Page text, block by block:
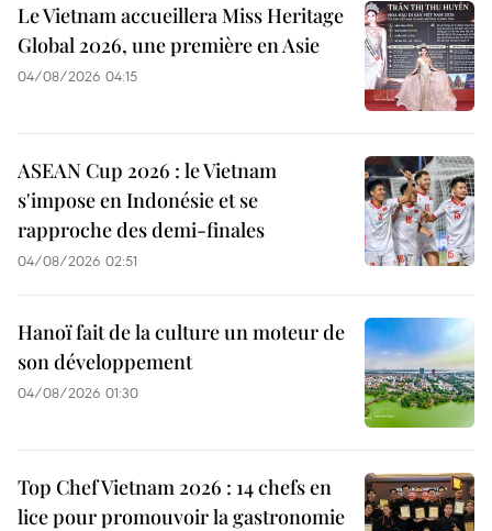
Le Vietnam accueillera Miss Heritage
Global 2026, une première en Asie
04/08/2026 04:15
ASEAN Cup 2026 : le Vietnam
s'impose en Indonésie et se
rapproche des demi-finales
04/08/2026 02:51
Hanoï fait de la culture un moteur de
son développement
04/08/2026 01:30
Top Chef Vietnam 2026 : 14 chefs en
lice pour promouvoir la gastronomie